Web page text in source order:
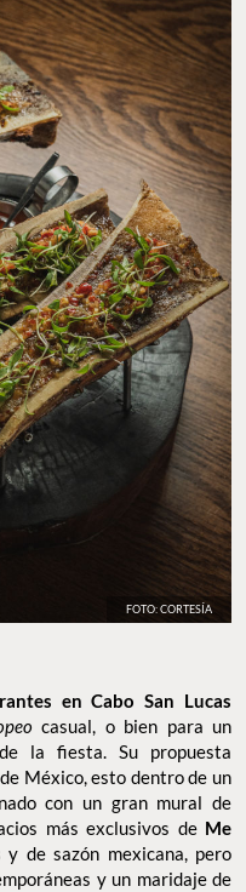
FOTO: CORTESÍA
en Cabo San Lucas
casual, o bien para un
la fiesta. Su propuesta
México, esto dentro de un
con un gran mural de
más exclusivos de Me
de sazón mexicana, pero
y un maridaje de